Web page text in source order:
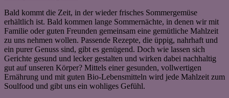
Bald kommt die Zeit, in der wieder frisches Sommergemüse
erhältlich ist. Bald kommen lange Sommernächte, in denen wir mit
Familie oder guten Freunden gemeinsam eine gemütliche Mahlzeit
zu uns nehmen wollen. Passende Rezepte, die üppig, nahrhaft und
ein purer Genuss sind, gibt es genügend. Doch wie lassen sich
Gerichte gesund und lecker gestalten und wirken dabei nachhaltig
gut auf unseren Körper? Mittels einer gesunden, vollwertigen
Ernährung und mit guten Bio-Lebensmitteln wird jede Mahlzeit zum
Soulfood und gibt uns ein wohliges Gefühl.